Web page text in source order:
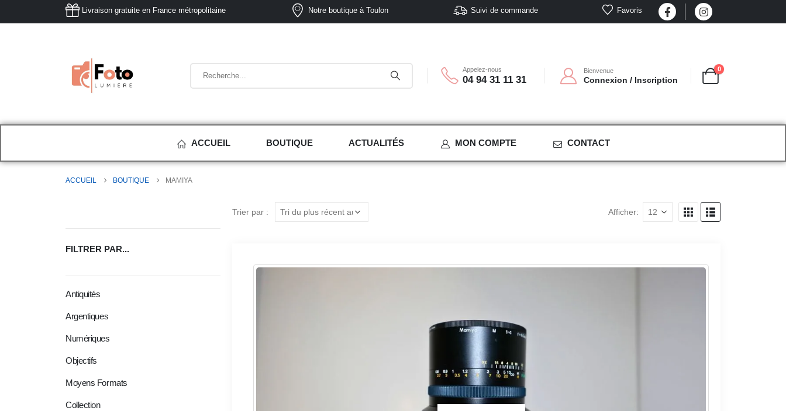
Notre boutique à Toulon
Livraison gratuite en France métropolitaine Suivi de commande Favoris
Appelez-nous
04 94 31 11 31
Bienvenue
Connexion / Inscription
0
ACCUEIL BOUTIQUE ACTUALITÉS MON COMPTE CONTACT
ACCUEIL BOUTIQUE MAMIYA
Trier par : Afficher:
FILTRER PAR...
Antiquités
Argentiques
Numériques
Objectifs
Moyens Formats
Collection